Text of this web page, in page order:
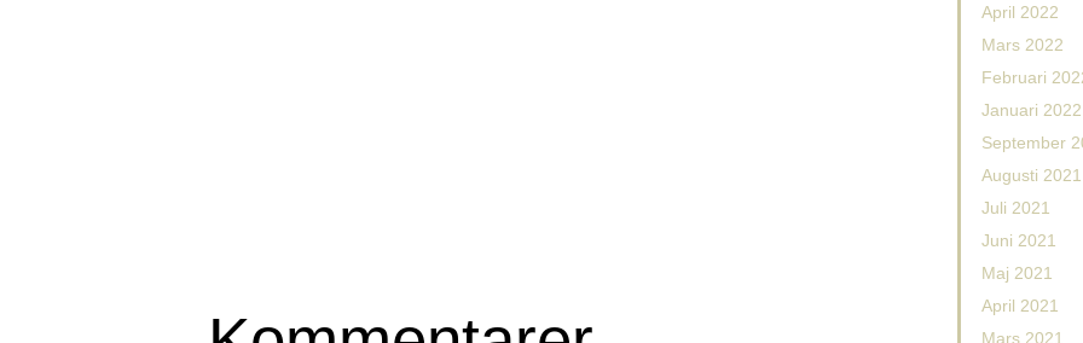
April 2022
Mars 2022
Februari
Januari 2022
September
Augusti 2021
Juli 2021
Juni 2021
Maj 2021
April 2021
Mars 2021